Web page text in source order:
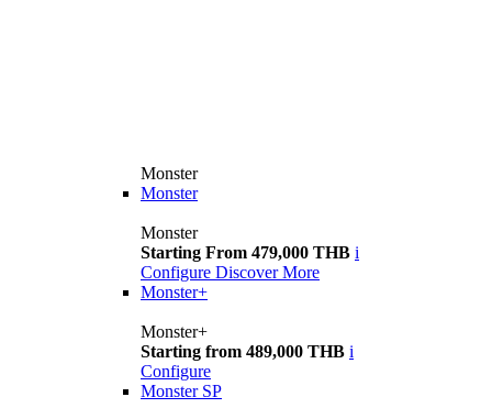
Monster
Monster
Monster
Starting From 479,000 THB i
Configure Discover More
Monster+
Monster+
Starting from 489,000 THB i
Configure
Monster SP